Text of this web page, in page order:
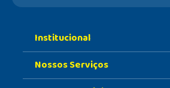
Institucional
Sobre A Nossa Drogaria
Nossos Serviços